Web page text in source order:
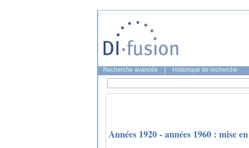
Recherche avancée Historique de recherche
Années 1920 - années 1960 : mise